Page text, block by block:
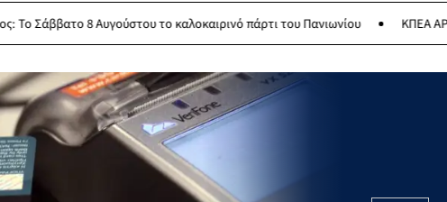
το καλοκαιρινό πάρτι του Πανιωνίου ΚΠΕΑ ΑΡΤΕΜΙΣ: Το